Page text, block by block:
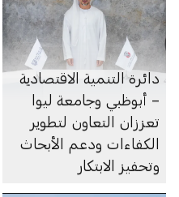
دائرة التنمية الاقتصادية
– أبوظبي وجامعة ليوا
تعززان التعاون لتطوير
الكفاءات ودعم الأبحاث
وتحفيز الابتكار